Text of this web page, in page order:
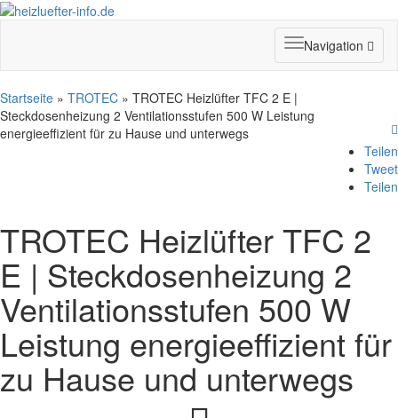
Toggle
navigation
Navigation
Startseite » TROTEC » TROTEC Heizlüfter TFC 2 E |
Steckdosenheizung 2 Ventilationsstufen 500 W Leistung
energieeffizient für zu Hause und unterwegs
Teilen
Tweet
Teilen
TROTEC Heizlüfter TFC 2
E | Steckdosenheizung 2
Ventilationsstufen 500 W
Leistung energieeffizient für
zu Hause und unterwegs